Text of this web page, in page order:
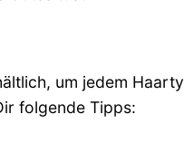
um jedem
folgende Tipps: